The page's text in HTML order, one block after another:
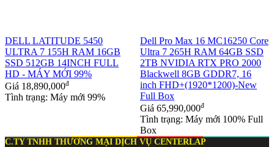
DELL LATITUDE 5450
ULTRA 7 155H RAM 16GB
SSD 512GB 14INCH FULL
HD - MÁY MỚI 99%
Giá 18,890,000đ
Tình trạng: Máy mới 99%
Dell Pro Max 16 MC16250 Core
Ultra 7 265H RAM 64GB SSD
2TB NVIDIA RTX PRO 2000
Blackwell 8GB GDDR7, 16
inch FHD+(1920*1200)-New
Full Box
Giá 65,990,000đ
Tình trạng: Máy mới 100% Full
Box
C.TY TNHH THƯƠNG MẠI DỊCH VỤ CENTERLAP